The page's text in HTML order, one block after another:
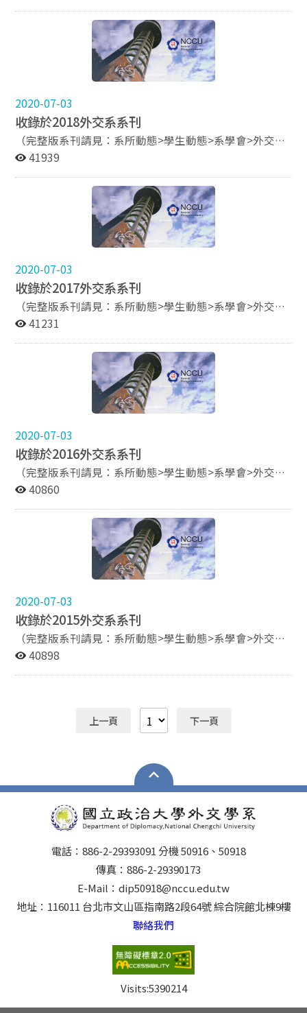
──傅依萍學姊專訪 無數危機與轉機，造就非凡人生
──謝智通學長專訪 跳脫舒適，拓展視野──劉詩亮學
2020-07-03
收錄於2018外交系系刊
（完整版系刊請見：系所動態>學生動態>系學會>外交通
訊） 把世界帶回台灣——胡志強學長專訪 用勇氣創造不
地關懷——牛煦庭先生專訪 舞蹈，文化，與人生──李宛
的實踐中 找到自己位置——劉致昕學長專訪 顧好自己的
小行星，有天就會是一片宇宙——蘇宗怡主播專訪 光鮮亮
麗背後的奮鬥歷程——周幼群學姐專訪 心中有火苗便不懼
——鄒惟容學姐專訪 Connecting the Dots——黃巾倪學姐
人物專訪 盡其在我的人生哲學——姜豐年學長專訪 擇其
所愛，愛其所擇——盛治仁總經理專訪 Passion &
Patience, 持之以恆、莫忘初衷——許源派學長專訪 商界
41939
2020-07-03
收錄於2017外交系系刊
（完整版系刊請見：系所動態>學生動態>系學會>外交通
訊） 因戲劇而完整──范宸菲專訪 踏實走出每一步──
放眼未來──張庭瑄專訪 預測未來最好的方式 就是創造
它──張毓中專訪 一切 始於一個想出國的男孩夢──楊
來 你需要準備好自己──劉必榮專訪 成功的大金王國 不
41231
2020-07-03
收錄於2016外交系系刊
（完整版系刊請見：系所動態>學生動態>系學會>外交通
訊） 廣與博的智慧－羅致政委員專訪 「成功，因為堅
水－劉必榮教授專訪 在工作中旅行，緬甸ＮＧＯ分享－
40860
2020-07-03
收錄於2015外交系系刊
（完整版系刊請見：系所動態>學生動態>系學會>外交通
訊） 做對的事─程建人學長 自強不息─林享能學長 文
所愛，彩繪人生的劇場─范曉安學姐專訪 外交特考心得
40898
上一頁 下一頁
電話：886-2-29393091 分機 50916、50918
傳真：886-2-29390173
E-Mail：dip50918@nccu.edu.tw
地址：116011 台北市文山區指南路2段64號 綜合院館北棟9樓
聯絡我們
Visits:5390214